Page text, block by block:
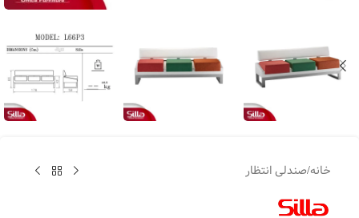
خانه/صندلی انتظار